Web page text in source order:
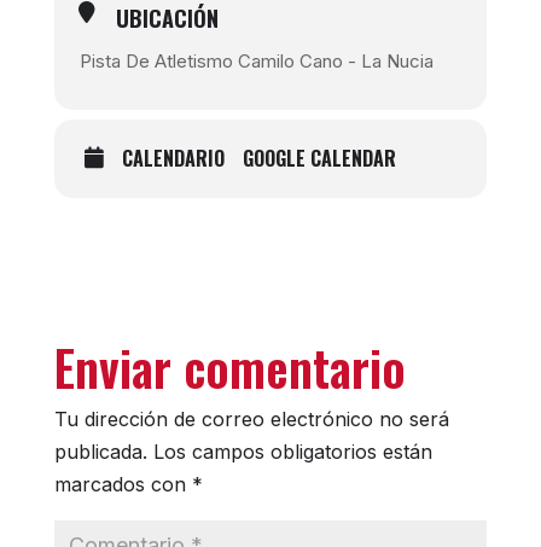
UBICACIÓN
Pista De Atletismo Camilo Cano - La Nucia
CALENDARIO GOOGLE CALENDAR
Enviar comentario
Tu dirección de correo electrónico no será
publicada. Los campos obligatorios están
marcados con *